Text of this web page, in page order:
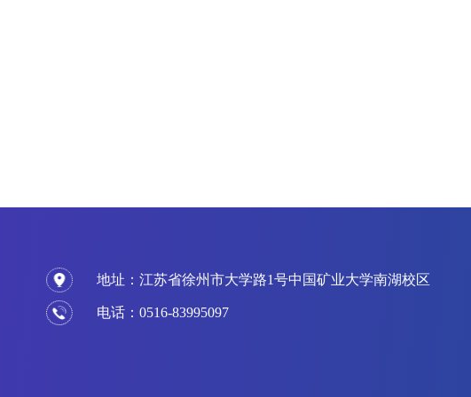
地址：江苏省徐州市大学路1号中国矿业大学南湖校区
电话：0516-83995097